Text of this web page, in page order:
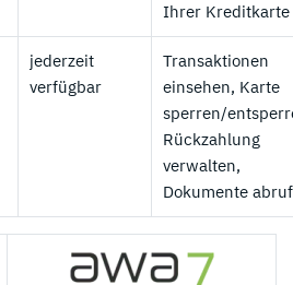
Ihrer Kreditkarte
jederzeit
verfügbar
Transaktionen
einsehen, Karte
sperren/
Rückzahlung
verwalten,
Dokumente